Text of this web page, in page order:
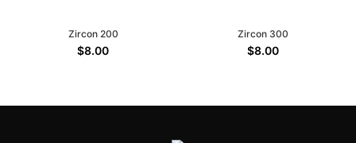
Zircon 200
$8.00
Zircon 300
$8.00